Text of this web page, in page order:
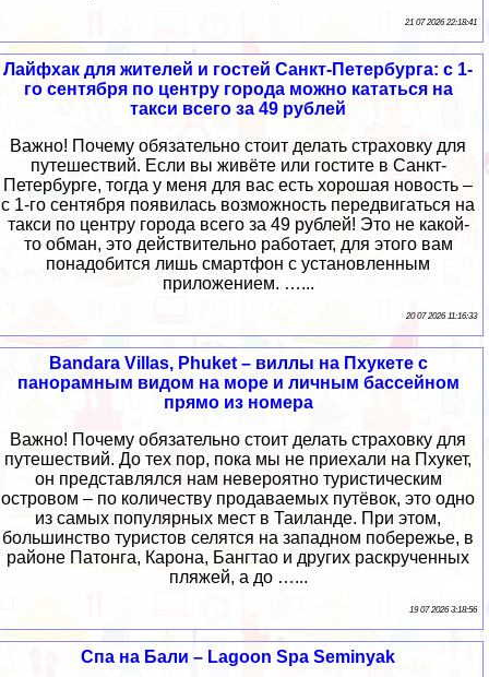
21 07 2026 22:18:41
Лайфхак для жителей и гостей Санкт-Петербурга: с 1-
го сентября по центру города можно кататься на
такси всего за 49 рублей
Важно! Почему обязательно стоит делать страховку для
путешествий. Если вы живёте или гостите в Санкт-
Петербурге, тогда у меня для вас есть хорошая новость –
с 1-го сентября появилась возможность передвигаться на
такси по центру города всего за 49 рублей! Это не какой-
то обман, это действительно работает, для этого вам
понадобится лишь смартфон с установленным
приложением. …...
20 07 2026 11:16:33
Bandara Villas, Phuket – виллы на Пхукете с
панорамным видом на море и личным бассейном
прямо из номера
Важно! Почему обязательно стоит делать страховку для
путешествий. До тех пор, пока мы не приехали на Пхукет,
он представлялся нам невероятно туристическим
островом – по количеству продаваемых путёвок, это одно
из самых популярных мест в Таиланде. При этом,
большинство туристов селятся на западном побережье, в
районе Патонга, Карона, Бангтао и других раскрученных
пляжей, а до …...
19 07 2026 3:18:56
Спа на Бали – Lagoon Spa Seminyak